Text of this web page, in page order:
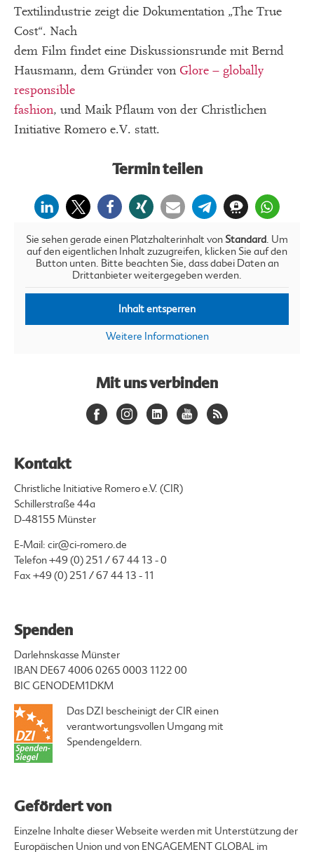
Textilindustrie zeigt die Dokumentation „The True
Cost“. Nach
dem Film findet eine Diskussionsrunde mit Bernd
Hausmann, dem Gründer von Glore – globally
responsible
fashion, und Maik Pflaum von der Christlichen
Initiative Romero e.V. statt.
Termin teilen
Sie sehen gerade einen Platzhalterinhalt von Standard. Um
auf den eigentlichen Inhalt zuzugreifen, klicken Sie auf den
Button unten. Bitte beachten Sie, dass dabei Daten an
Drittanbieter weitergegeben werden.
Inhalt entsperren
Weitere Informationen
Mit uns verbinden
Kontakt
Christliche Initiative Romero e.V. (CIR)
Schillerstraße 44a
D-48155 Münster
E-Mail: cir@ci-romero.de
Telefon+49 (0) 251 / 67 44 13 - 0
Fax +49 (0) 251 / 67 44 13 - 11
Spenden
Darlehnskasse Münster
IBAN DE67 4006 0265 0003 1122 00
BIC GENODEM1DKM
Das DZI bescheinigt der CIR einen
verantwortungsvollen Umgang mit
Spendengeldern.
Gefördert von
Einzelne Inhalte dieser Webseite werden mit Unterstützung der
Europäischen Union und von ENGAGEMENT GLOBAL im